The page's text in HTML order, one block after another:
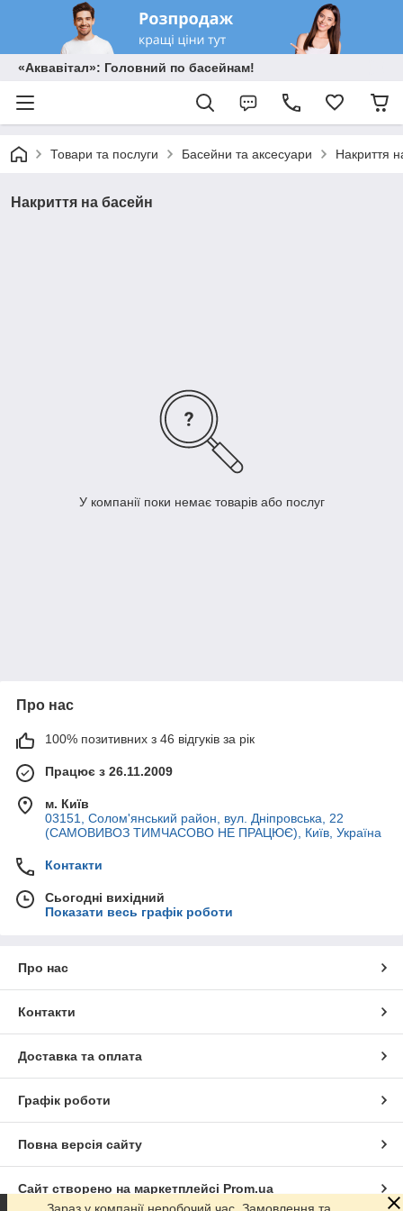
«Аквавітал»: Головний по басейнам!
Товари та послуги Басейни та аксесуари Накриття
Накриття на басейн
У компанії поки немає товарів або послуг
Про нас
100% позитивних з 46 відгуків за рік
Працює з 26.11.2009
м. Київ
03151, Солом'янський район, вул. Дніпровська, 22
(САМОВИВОЗ ТИМЧАСОВО НЕ ПРАЦЮЄ), Київ, Україна
Контакти
Сьогодні вихідний
Показати весь графік роботи
Про нас
Контакти
Доставка та оплата
Графік роботи
Повна версія сайту
Сайт створено на маркетплейсі Prom.ua